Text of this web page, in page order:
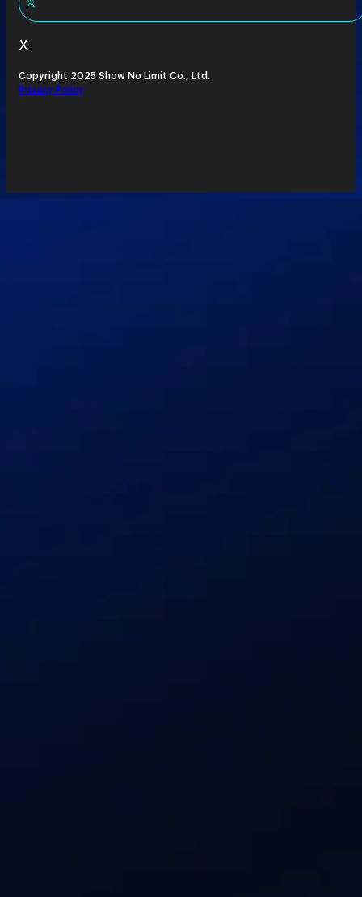
X
Copyright 2025 Show No Limit Co., Ltd.
Privacy Policy